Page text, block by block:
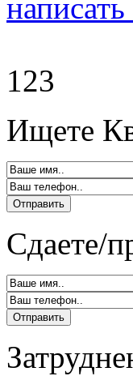
123
Ищете
Сдаете/